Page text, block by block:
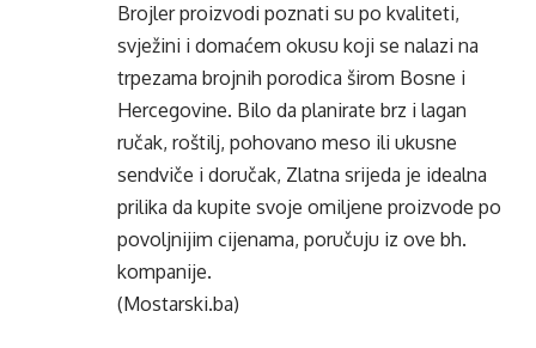
Brojler proizvodi poznati su po kvaliteti,
svježini i domaćem okusu koji se nalazi na
trpezama brojnih porodica širom Bosne i
Hercegovine. Bilo da planirate brz i lagan
ručak, roštilj, pohovano meso ili ukusne
sendviče i doručak, Zlatna srijeda je idealna
prilika da kupite svoje omiljene proizvode po
povoljnijim cijenama, poručuju iz ove bh.
kompanije.
(Mostarski.ba)